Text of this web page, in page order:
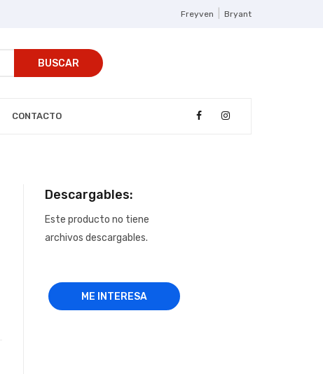
Freyven Bryant
BUSCAR
CONTACTO
Descargables:
Este producto no tiene
archivos descargables.
ME INTERESA